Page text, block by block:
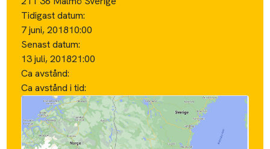
Tidigast datum:
7 juni, 201810:00
Senast datum:
13 juli, 201821:00
Ca avstånd:
Ca avstånd i tid: